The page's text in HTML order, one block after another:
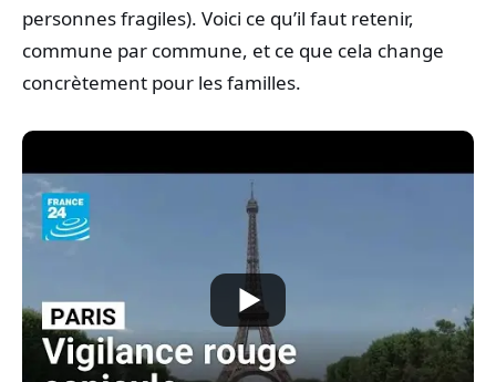
personnes fragiles). Voici ce qu’il faut retenir,
commune par commune, et ce que cela change
concrètement pour les familles.